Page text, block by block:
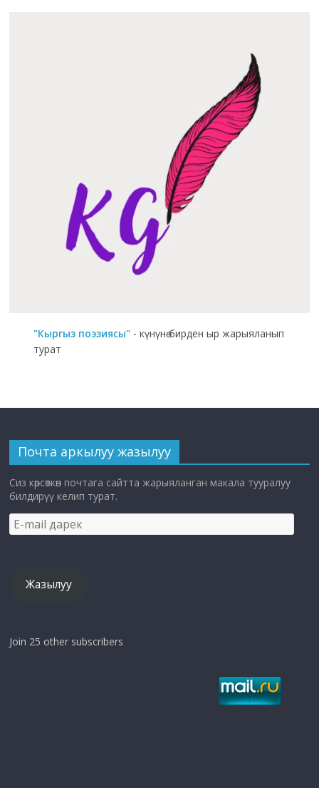
"Кыргыз поэзиясы" - күнүнө бирден ыр жарыяланып
турат
Почта аркылуу жазылуу
Сиз көрсөткөн почтага сайтта жарыяланган макала тууралуу
билдирүү келип турат.
E-
mail
Жазылуу
Join 25 other subscribers